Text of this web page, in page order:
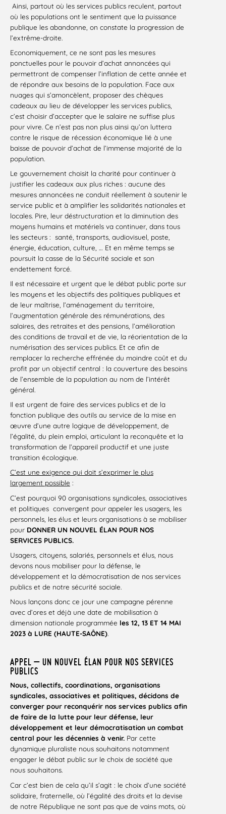
Ainsi, partout où les services publics reculent, partout
où les populations ont le sentiment que la puissance
publique les abandonne, on constate la progression de
l’extrême-droite.
Economiquement, ce ne sont pas les mesures
ponctuelles pour le pouvoir d’achat annoncées qui
permettront de compenser l’inflation de cette année et
de répondre aux besoins de la population. Face aux
nuages qui s’amoncèlent, proposer des chèques
cadeaux au lieu de développer les services publics,
c’est choisir d’accepter que le salaire ne suffise plus
pour vivre. Ce n’est pas non plus ainsi qu’on luttera
contre le risque de récession économique lié à une
baisse de pouvoir d’achat de l’immense majorité de la
population.
Le gouvernement choisit la charité pour continuer à
justifier les cadeaux aux plus riches : aucune des
mesures annoncées ne conduit réellement à soutenir le
service public et à amplifier les solidarités nationales et
locales. Pire, leur déstructuration et la diminution des
moyens humains et matériels va continuer, dans tous
les secteurs : santé, transports, audiovisuel, poste,
énergie, éducation, culture, … Et en même temps se
poursuit la casse de la Sécurité sociale et son
endettement forcé.
Il est nécessaire et urgent que le débat public porte sur
les moyens et les objectifs des politiques publiques et
de leur maîtrise, l’aménagement du territoire,
l’augmentation générale des rémunérations, des
salaires, des retraites et des pensions, l’amélioration
des conditions de travail et de vie, la réorientation de la
numérisation des services publics. Et ce afin de
remplacer la recherche effrénée du moindre coût et du
profit par un objectif central : la couverture des besoins
de l’ensemble de la population au nom de l’intérêt
général.
Il est urgent de faire des services publics et de la
fonction publique des outils au service de la mise en
œuvre d’une autre logique de développement, de
l’égalité, du plein emploi, articulant la reconquête et la
transformation de l’appareil productif et une juste
transition écologique.
C’est une exigence qui doit s’exprimer le plus
largement possible :
C’est pourquoi 90 organisations syndicales, associatives
et politiques convergent pour appeler les usagers, les
personnels, les élus et leurs organisations à se mobiliser
pour DONNER UN NOUVEL ÉLAN POUR NOS
SERVICES PUBLICS.
Usagers, citoyens, salariés, personnels et élus, nous
devons nous mobiliser pour la défense, le
développement et la démocratisation de nos services
publics et de notre sécurité sociale.
Nous lançons donc ce jour une campagne pérenne
avec d’ores et déjà une date de mobilisation à
dimension nationale programmée les 12, 13 ET 14 MAI
2023 à LURE (HAUTE-SAÔNE).
APPEL – UN NOUVEL ÉLAN POUR NOS SERVICES
PUBLICS
Nous, collectifs, coordinations, organisations
syndicales, associatives et politiques, décidons de
converger pour reconquérir nos services publics afin
de faire de la lutte pour leur défense, leur
développement et leur démocratisation un combat
central pour les décennies à venir. Par cette
dynamique pluraliste nous souhaitons notamment
engager le débat public sur le choix de société que
nous souhaitons.
Car c’est bien de cela qu’il s’agit : le choix d’une société
solidaire, fraternelle, où l’égalité des droits et la devise
de notre République ne sont pas que de vains mots, où